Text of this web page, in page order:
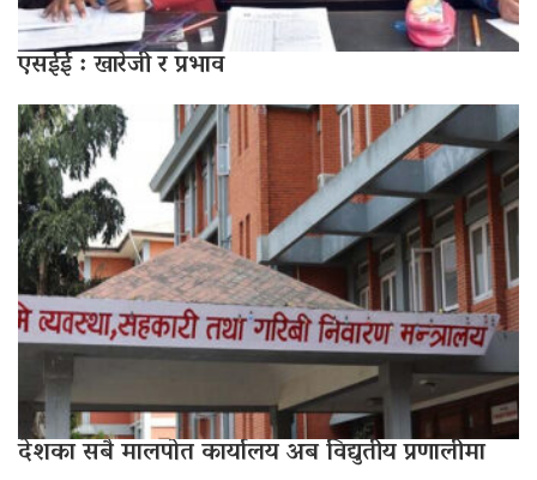
एसईई : खारेजी र प्रभाव
देशका सबै मालपोत कार्यालय अब विद्युतीय प्रणालीमा